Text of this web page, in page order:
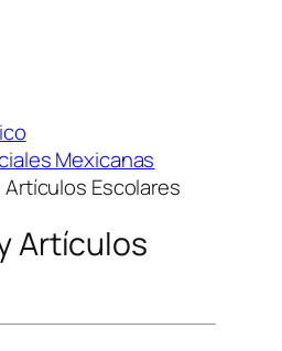
Mexicanas
Escolares
Artículos